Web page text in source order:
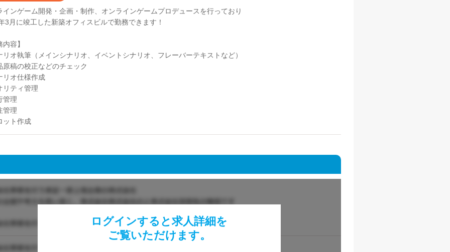
インゲーム開発・企画・制作、オンラインゲームプロデュースを行っており
3月に竣工した新築オフィスビルで勤務できます！
容】
リオ執筆（メインシナリオ、イベントシナリオ、フレーバーテキストなど）
原稿の校正などのチェック
リオ仕様作成
リティ管理
管理
管理
ット作成
ログインすると求人詳細を
ご覧いただけます。